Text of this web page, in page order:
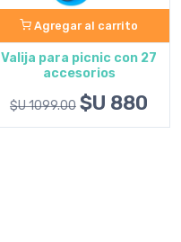
Agregar al carrito
Valija para picnic con 27
accesorios
$U 1099.00 $U 880